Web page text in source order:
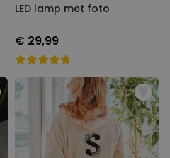
LED lamp met foto
€ 29,99